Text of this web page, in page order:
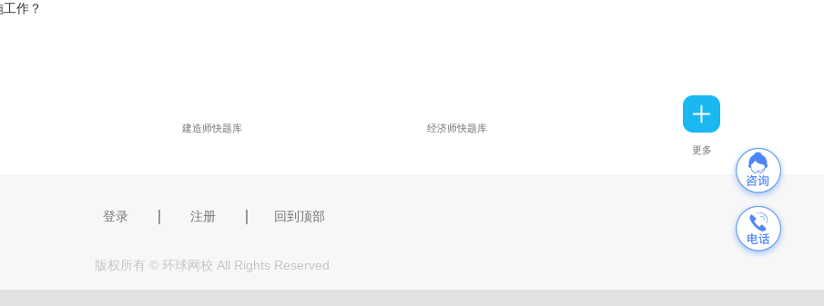
作？
建造师快题库
经济师快题库
更多
登录 ｜ 注册 ｜ 回到顶部
版权所有 © 环球网校 All Rights Reserved